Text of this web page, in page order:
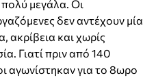
μεγάλα. Οι
δεν αντέχουν μία
ακρίβεια και χωρίς
Γιατί πριν από 140
αγωνίστηκαν για το 8ωρο